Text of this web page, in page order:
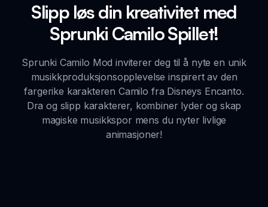
Slipp løs din kreativitet med
Sprunki Camilo Spillet!
Sprunki Camilo Mod inviterer deg til å nyte en unik
musikkproduksjonsopplevelse inspirert av den
fargerike karakteren Camilo fra Disneys Encanto.
Dra og slipp karakterer, kombiner lyder og skap
magiske musikkspor mens du nyter livlige
animasjoner!